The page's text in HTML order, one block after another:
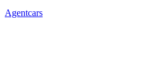
Agentcars